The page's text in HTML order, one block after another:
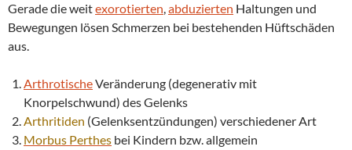
Gerade die weitexorotierten,abduzierten Haltungen und
Bewegungen lösen Schmerzen bei bestehenden Hüftschäden
aus.
ArthrotischeVeränderung (degenerativ mit
Knorpelschwund) des Gelenks
Arthritiden (Gelenksentzündungen) verschiedener Art
Morbus Perthes bei Kindern bzw. allgemein